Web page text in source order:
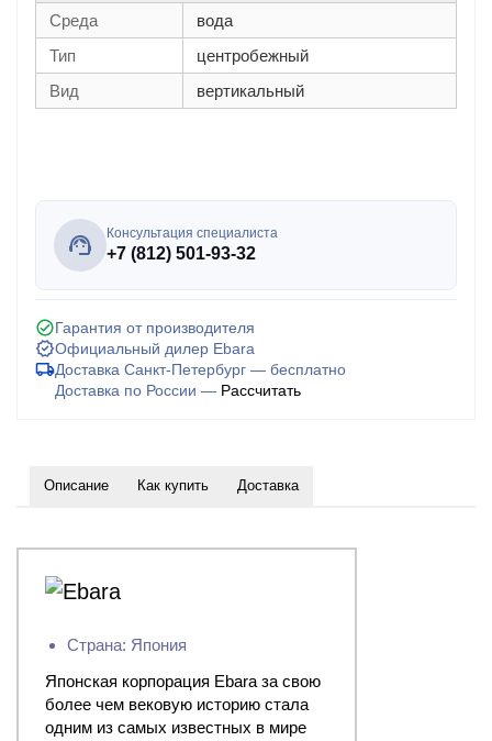
Среда
вода
Тип
центробежный
Вид
вертикальный
Консультация специалиста
+7 (812) 501-93-32
Гарантия от производителя
Официальный дилер Ebara
Доставка Санкт-Петербург — бесплатно
Доставка по России — Рассчитать
Описание Как купить Доставка
Страна: Япония
Японская корпорация Ebara за свою
более чем вековую историю стала
одним из самых известных в мире